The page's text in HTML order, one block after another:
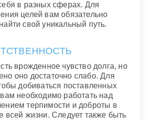
в разных сферах. Для
целей вам обязательно
свой уникальный путь.
врожденное чувство долга, но
оно достаточно слабо. Для
добиваться поставленных
необходимо работать над
терпимости и доброты в
всей жизни. Следует также быть